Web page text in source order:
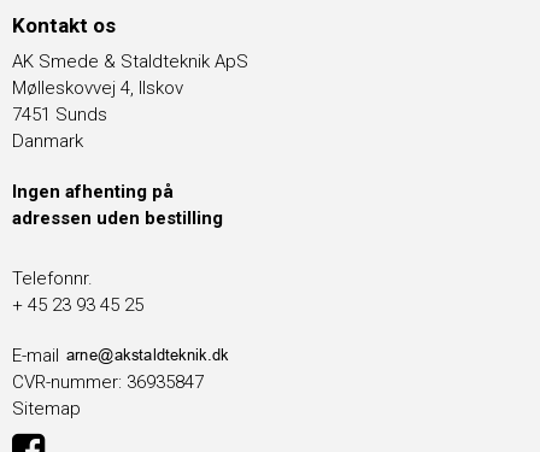
Kontakt os
AK Smede & Staldteknik ApS
Mølleskovvej 4, Ilskov
7451 Sunds
Danmark
Ingen afhenting på
adressen uden bestilling
Telefonnr.
+ 45 23 93 45 25
E-mail
CVR-nummer: 36935847
Sitemap